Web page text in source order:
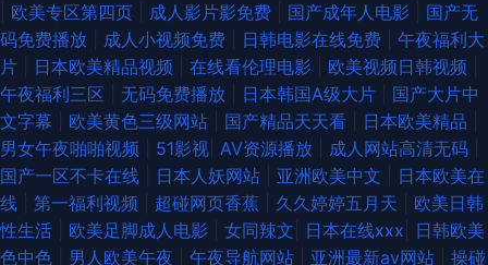
欧美专区第四页 成人影片影免费 国产成年人电影
国产无
码免费播放
成人小视频免费 日韩电影在线免费
午夜福利大
片
日本欧美精品视频 在线看伦理电影 欧美视频日韩视频
午夜福利三区
无码免费播放 日本韩国A级大片
国产大片中
文字幕
欧美黄色三级网站 国产精品天天看 日本欧美精品
男女午夜啪啪视频
51影视 AV资源播放 成人网站高清无码
国产一区不卡在线
日本人妖网站 亚洲欧美中文
日本欧美在
线
第一福利视频 超碰网页香蕉 久久婷婷五月天
欧美日韩
性生活
欧美足脚成人电影 女同辣文 日本在线xxx
日韩欧美
色中色
男人欧美午夜 午夜导航网站 亚洲最新av网站 操碰